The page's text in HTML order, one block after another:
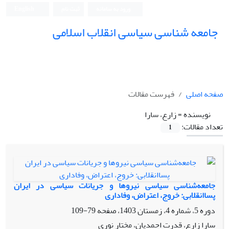
جامعه شناسی سیاسی انقلاب اسلامی
صفحه اصلی
فهرست مقالات
نویسنده =زارع، سارا
تعداد مقالات:
1
جامعه‌شناسی سیاسی نیروها و جریانات سیاسی در ایران
پساانقلابی: خروج، اعتراض، وفاداری
دوره 5، شماره 4، زمستان 1403، صفحه
79-109
سارا زارع، قدرت احمدیان، مختار نوری